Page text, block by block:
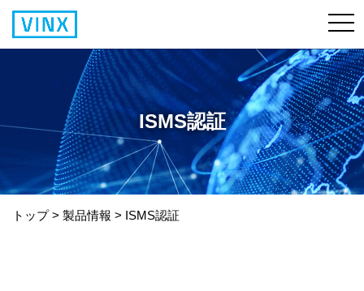
ISMS認証
トップ> 製品情報 > ISMS認証